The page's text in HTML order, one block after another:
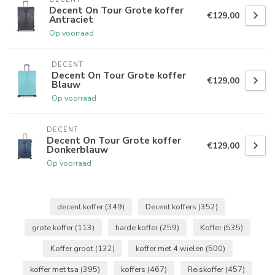
Decent On Tour Grote koffer
Antraciet
Op voorraad
€129,00
DECENT
Decent On Tour Grote koffer
Blauw
Op voorraad
€129,00
DECENT
Decent On Tour Grote koffer
Donkerblauw
Op voorraad
€129,00
decent koffer (349) Decent koffers (352)
grote koffer (113) harde koffer (259) Koffer (535)
Koffer groot (132) koffer met 4 wielen (500)
koffer met tsa (395) koffers (467) Reiskoffer (457)